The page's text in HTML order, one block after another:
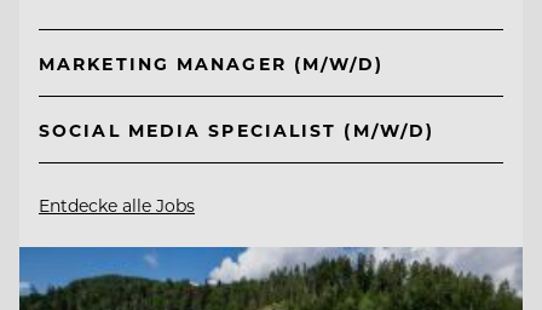
MARKETING MANAGER (M/W/D)
SOCIAL MEDIA SPECIALIST (M/W/D)
Entdecke alle Jobs